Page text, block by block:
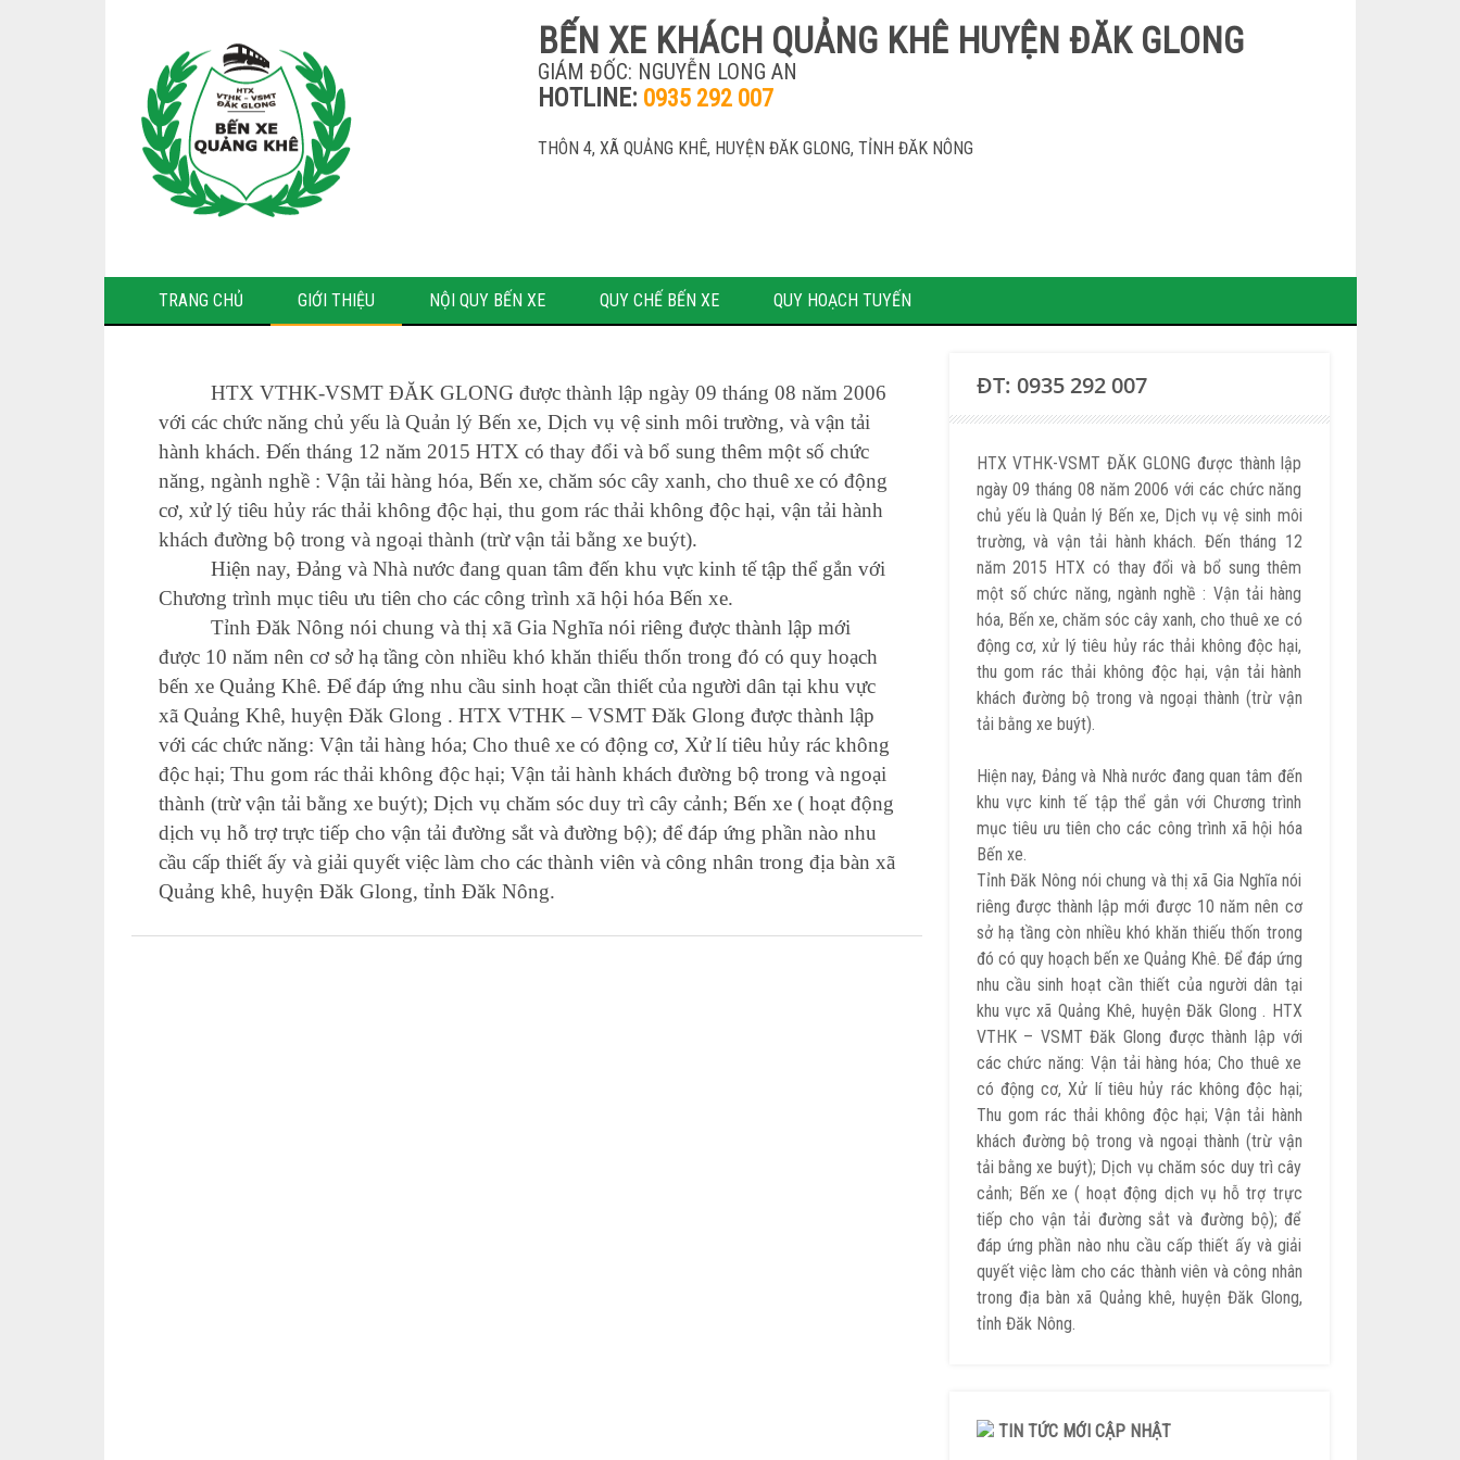
BẾN XE KHÁCH QUẢNG KHÊ HUYỆN ĐĂK GLONG
GIÁM ĐỐC: NGUYỄN LONG AN
HOTLINE: 0935 292 007
THÔN 4, XÃ QUẢNG KHÊ, HUYỆN ĐĂK GLONG, TỈNH ĐĂK NÔNG
TRANG CHỦ GIỚI THIỆU NỘI QUY BẾN XE QUY CHẾ BẾN XE QUY HOẠCH TUYẾN
HTX VTHK-VSMT ĐĂK GLONG được thành lập ngày 09 tháng 08 năm 2006
với các chức năng chủ yếu là Quản lý Bến xe, Dịch vụ vệ sinh môi trường, và vận tải
hành khách. Đến tháng 12 năm 2015 HTX có thay đổi và bổ sung thêm một số chức
năng, ngành nghề : Vận tải hàng hóa, Bến xe, chăm sóc cây xanh, cho thuê xe có động
cơ, xử lý tiêu hủy rác thải không độc hại, thu gom rác thải không độc hại, vận tải hành
khách đường bộ trong và ngoại thành (trừ vận tải bằng xe buýt).
Hiện nay, Đảng và Nhà nước đang quan tâm đến khu vực kinh tế tập thể gắn với
Chương trình mục tiêu ưu tiên cho các công trình xã hội hóa Bến xe.
Tỉnh Đăk Nông nói chung và thị xã Gia Nghĩa nói riêng được thành lập mới
được 10 năm nên cơ sở hạ tầng còn nhiều khó khăn thiếu thốn trong đó có quy hoạch
bến xe Quảng Khê. Để đáp ứng nhu cầu sinh hoạt cần thiết của người dân tại khu vực
xã Quảng Khê, huyện Đăk Glong . HTX VTHK – VSMT Đăk Glong được thành lập
với các chức năng: Vận tải hàng hóa; Cho thuê xe có động cơ, Xử lí tiêu hủy rác không
độc hại; Thu gom rác thải không độc hại; Vận tải hành khách đường bộ trong và ngoại
thành (trừ vận tải bằng xe buýt); Dịch vụ chăm sóc duy trì cây cảnh; Bến xe ( hoạt động
dịch vụ hỗ trợ trực tiếp cho vận tải đường sắt và đường bộ); để đáp ứng phần nào nhu
cầu cấp thiết ấy và giải quyết việc làm cho các thành viên và công nhân trong địa bàn xã
Quảng khê, huyện Đăk Glong, tỉnh Đăk Nông.
ĐT: 0935 292 007
HTX VTHK-VSMT ĐĂK GLONG được thành lập
ngày 09 tháng 08 năm 2006 với các chức năng
chủ yếu là Quản lý Bến xe, Dịch vụ vệ sinh môi
trường, và vận tải hành khách. Đến tháng 12
năm 2015 HTX có thay đổi và bổ sung thêm
một số chức năng, ngành nghề : Vận tải hàng
hóa, Bến xe, chăm sóc cây xanh, cho thuê xe có
động cơ, xử lý tiêu hủy rác thải không độc hại,
thu gom rác thải không độc hại, vận tải hành
khách đường bộ trong và ngoại thành (trừ vận
tải bằng xe buýt).
Hiện nay, Đảng và Nhà nước đang quan tâm đến
khu vực kinh tế tập thể gắn với Chương trình
mục tiêu ưu tiên cho các công trình xã hội hóa
Bến xe.
Tỉnh Đăk Nông nói chung và thị xã Gia Nghĩa nói
riêng được thành lập mới được 10 năm nên cơ
sở hạ tầng còn nhiều khó khăn thiếu thốn trong
đó có quy hoạch bến xe Quảng Khê. Để đáp ứng
nhu cầu sinh hoạt cần thiết của người dân tại
khu vực xã Quảng Khê, huyện Đăk Glong . HTX
VTHK – VSMT Đăk Glong được thành lập với
các chức năng: Vận tải hàng hóa; Cho thuê xe
có động cơ, Xử lí tiêu hủy rác không độc hại;
Thu gom rác thải không độc hại; Vận tải hành
khách đường bộ trong và ngoại thành (trừ vận
tải bằng xe buýt); Dịch vụ chăm sóc duy trì cây
cảnh; Bến xe ( hoạt động dịch vụ hỗ trợ trực
tiếp cho vận tải đường sắt và đường bộ); để
đáp ứng phần nào nhu cầu cấp thiết ấy và giải
quyết việc làm cho các thành viên và công nhân
trong địa bàn xã Quảng khê, huyện Đăk Glong,
tỉnh Đăk Nông.
TIN TỨC MỚI CẬP NHẬT